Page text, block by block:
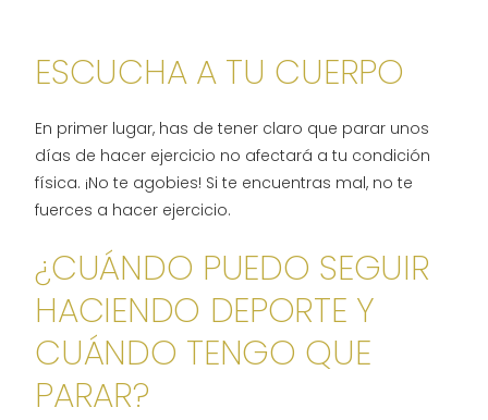
ESCUCHA A TU CUERPO
En primer lugar, has de tener claro que parar unos
días de hacer ejercicio no afectará a tu condición
física. ¡No te agobies! Si te encuentras mal, no te
fuerces a hacer ejercicio.
¿CUÁNDO PUEDO SEGUIR
HACIENDO DEPORTE Y
CUÁNDO TENGO QUE
PARAR?